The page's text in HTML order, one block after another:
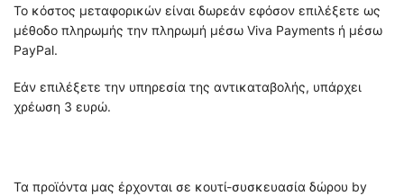
Το κόστος μεταφορικών είναι δωρεάν εφόσον επιλέξετε ως
μέθοδο πληρωμής την πληρωμή μέσω Viva Payments ή μέσω
PayPal.
Εάν επιλέξετε την υπηρεσία της αντικαταβολής, υπάρχει
χρέωση 3 ευρώ.
Τα προϊόντα μας έρχονται σε κουτί-συσκευασία δώρου by